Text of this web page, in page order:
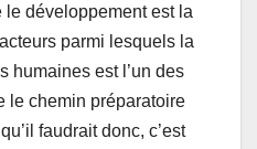
le développement est la
parmi lesquels la
humaines est l’un des
le chemin préparatoire
faudrait donc, c’est